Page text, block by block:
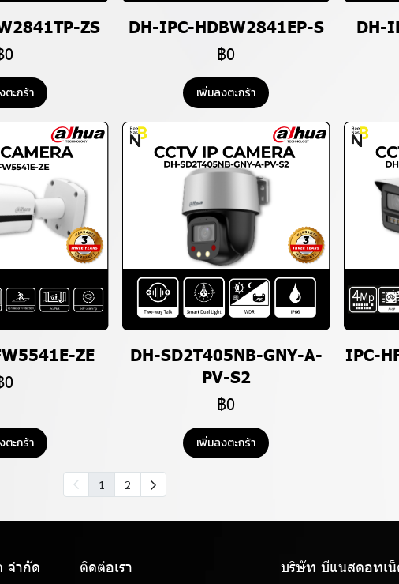
ZS
0
ตะกร้า
DH-IPC-HDBW2841EP-S
฿0
เพิ่มลงตะกร้า
DH-
ZE
0
ตะกร้า
DH-SD2T405NB-GNY-A-
PV-S2
฿0
เพิ่มลงตะกร้า
IPC-
1 2
จํากัด ติดต่อเรา บริษัท บีแนสดอทเ